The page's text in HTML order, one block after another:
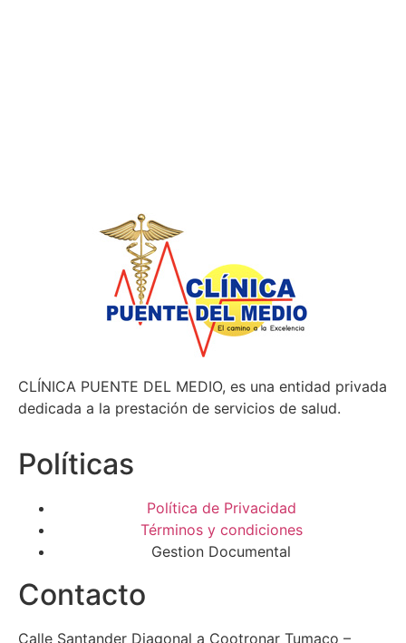
CLÍNICA PUENTE DEL MEDIO, es una entidad privada
dedicada a la prestación de servicios de salud.
Políticas
Política de Privacidad
Términos y condiciones
Gestion Documental
Contacto
Calle Santander Diagonal a Cootronar Tumaco –